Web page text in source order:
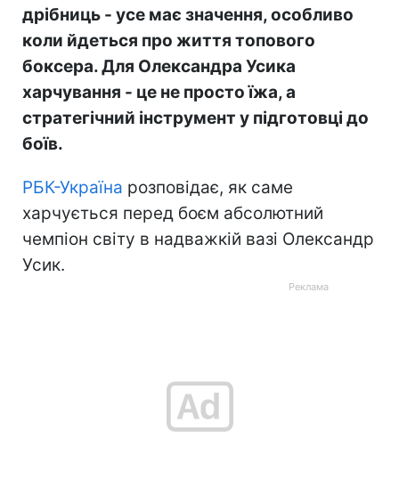
дрібниць - усе має значення, особливо
коли йдеться про життя топового
боксера. Для Олександра Усика
харчування - це не просто їжа, а
стратегічний інструмент у підготовці до
боїв.
РБК-Україна розповідає, як саме
харчується перед боєм абсолютний
чемпіон світу в надважкій вазі Олександр
Усик.